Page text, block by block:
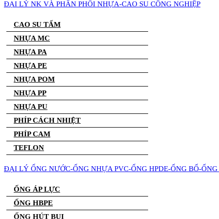
ĐẠI LÝ NK VÀ PHÂN PHỐI NHỰA-CAO SU CÔNG NGHIỆP
CAO SU TẤM
NHỰA MC
NHỰA PA
NHỰA PE
NHỰA POM
NHỰA PP
NHỰA PU
PHÍP CÁCH NHIỆT
PHÍP CAM
TEFLON
ĐẠI LÝ ỐNG NƯỚC-ỐNG NHỰA PVC-ỐNG HPDE-ỐNG BỐ-
ỐNG ÁP LỰC
ỐNG HBPE
ỐNG HÚT BỤI